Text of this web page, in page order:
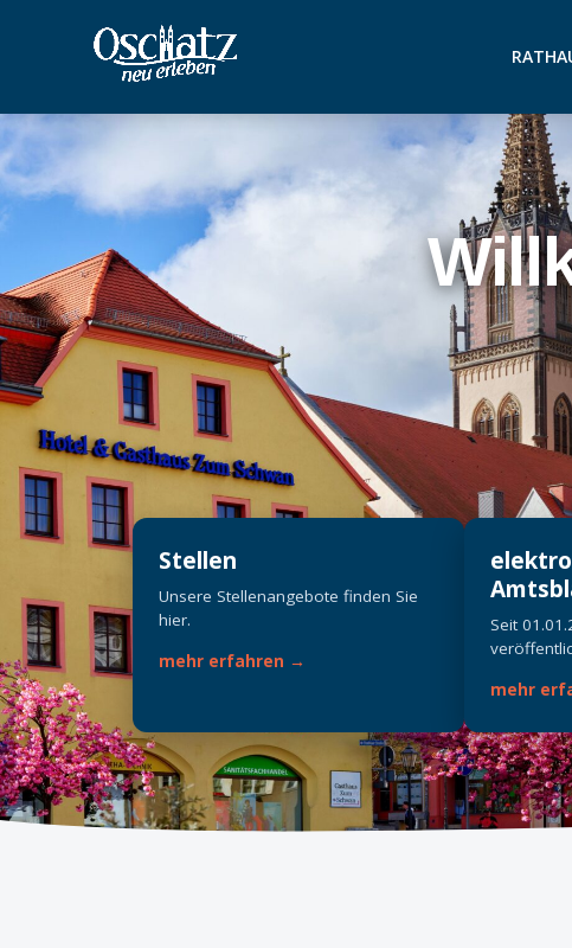
Stellen
Unsere Stellenangebote finden Sie
hier.
mehr erfahren →
Seit
mehr